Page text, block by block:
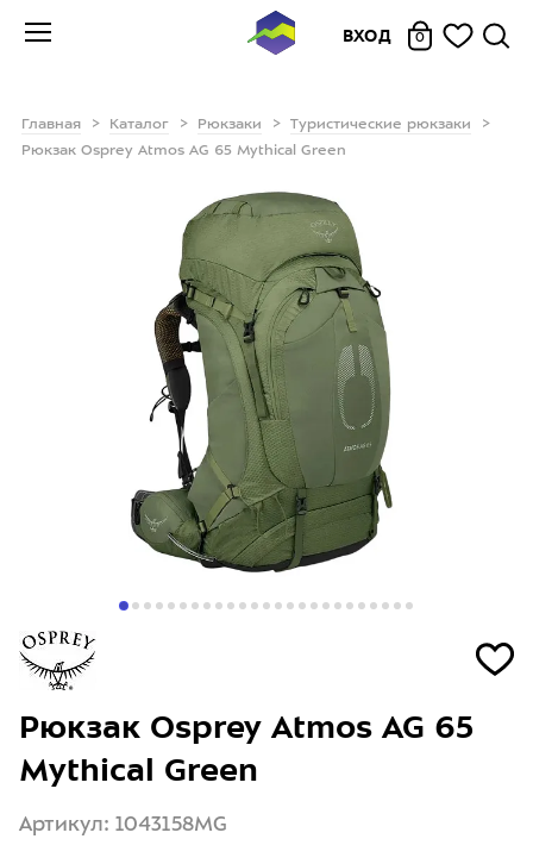
ВХОД 0
Главная Каталог Рюкзаки
Туристические рюкзаки
Рюкзак Osprey Atmos AG 65 Mythical Green
Рюкзак Osprey Atmos AG 65
Mythical Green
Артикул: 1043158MG